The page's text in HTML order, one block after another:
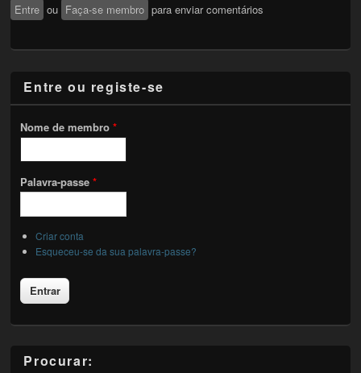
Entre ou Faça-se membro para enviar comentários
Entre ou registe-se
Nome de membro*
Palavra-passe*
Criar conta
Esqueceu-se da sua palavra-passe?
Procurar: